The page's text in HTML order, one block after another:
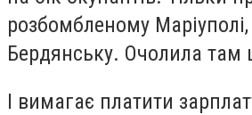
розбомбленому
Бердянську. Очолила
І вимагає платити